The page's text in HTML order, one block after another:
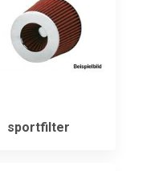
sportfilter